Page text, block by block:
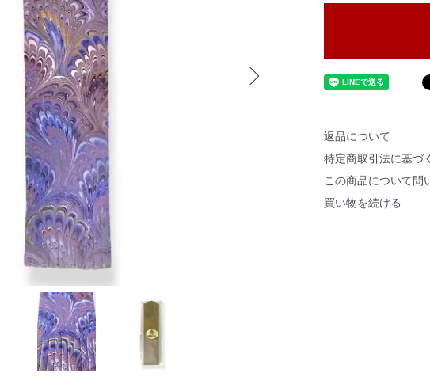
返品について
特定商取引法に基づ
この商品について問
買い物を続ける